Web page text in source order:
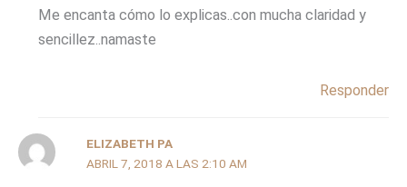
Me encanta cómo lo explicas..con mucha claridad y
sencillez..namaste
Responder
ELIZABETH PA
ABRIL 7, 2018 A LAS 2:10 AM